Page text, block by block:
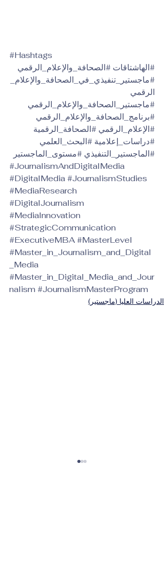
#Hashtags
#الهاشتاقات #الصحافة_والإعلام_الرقمي
#ماجستير_تنفيذي_في_الصحافة_والإعلام_
الرقمي
#ماجستير_الصحافة_والإعلام_الرقمي
#برنامج_الصحافة_والإعلام_الرقمي
#الإعلام_الرقمي #الصحافة_الرقمية
#دراسات_إعلامية #البحث_العلمي
#الماجستير_التنفيذي #مستوى_الماجستير
#JournalismAndDigitalMedia
#DigitalMedia#JournalismStudies
#MediaResearch
#DigitalJournalism
#MediaInnovation
#StrategicCommunication
#ExecutiveMBA#MasterLevel
#Master_in_Journalism_and_Digital
_Media
#Master_in_Digital_Media_and_Jour
nalism#JournalismMasterProgram
الدراسات العليا (ماجستير)